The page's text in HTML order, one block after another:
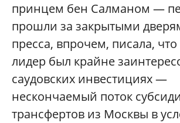
принцем бен Салманом —
прошли за закрытыми
пресса, впрочем, писала,
лидер был крайне
саудовских инвестициях —
нескончаемый поток
трансфертов из Москвы в